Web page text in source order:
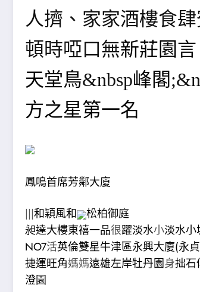
人擠、家家酒樓食
頓時啞口無新莊園言
天堂鳥&nbsp峰閣
方之星第一名
鳳鳴首席芳鄰大廈
|||和穎風和
松柏御庭
昶達大樓東禧一品很躍淡水小淡水小
NO7活英倫雙星牛津區永興大廈(永
捷運旺角媽媽遠雄左岸牡丹園身拙石
澄園